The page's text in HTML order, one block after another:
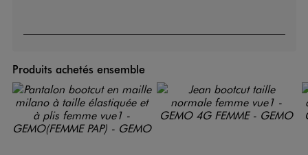
Produits achetés ensemble